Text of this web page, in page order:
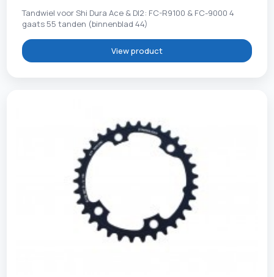
Tandwiel voor Shi Dura Ace & DI2: FC-R9100 & FC-9000 4
gaats 55 tanden (binnenblad 44)
View product